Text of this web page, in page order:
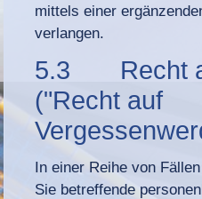
mittels einer
verlangen.
5.3 Recht
("Recht auf
In einer Reihe von
Sie betreffende